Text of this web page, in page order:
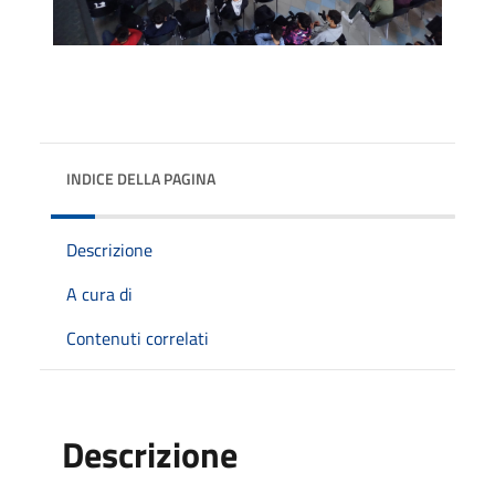
INDICE DELLA PAGINA
Descrizione
A cura di
Contenuti correlati
Descrizione